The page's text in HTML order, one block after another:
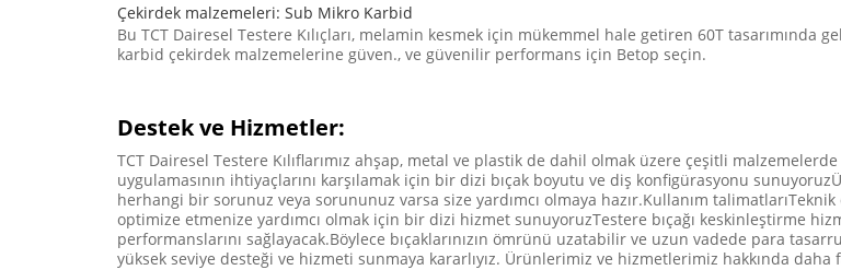
Çekirdek malzemeleri: Sub Mikro Karbid
Bu TCT Dairesel Testere Kılıçları, melamin kesmek için mükemmel hale getiren 60T
karbid çekirdek malzemelerine güven., ve güvenilir performans için Betop seçin.
Destek ve Hizmetler:
TCT Dairesel Testere Kılıflarımız ahşap, metal ve plastik de dahil olmak üzere çeşitli
uygulamasının ihtiyaçlarını karşılamak için bir dizi bıçak boyutu ve diş konfigürasyonu
herhangi bir sorunuz veya sorununuz varsa size yardımcı olmaya hazır.Kullanım talimatlarıTeknik
optimize etmenize yardımcı olmak için bir dizi hizmet sunuyoruzTestere bıçağı keskinleştirme
performanslarını sağlayacak.Böylece bıçaklarınızın ömrünü uzatabilir ve uzun vadede para
yüksek seviye desteği ve hizmeti sunmaya kararlıyız. Ürünlerimiz ve hizmetlerimiz hakkında